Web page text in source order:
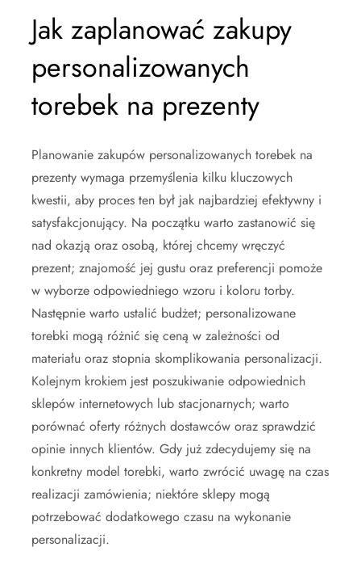
Jak zaplanować zakupy
personalizowanych
torebek na prezenty
Planowanie zakupów personalizowanych torebek na
prezenty wymaga przemyślenia kilku kluczowych
kwestii, aby proces ten był jak najbardziej efektywny i
satysfakcjonujący. Na początku warto zastanowić się
nad okazją oraz osobą, której chcemy wręczyć
prezent; znajomość jej gustu oraz preferencji pomoże
w wyborze odpowiedniego wzoru i koloru torby.
Następnie warto ustalić budżet; personalizowane
torebki mogą różnić się ceną w zależności od
materiału oraz stopnia skomplikowania personalizacji.
Kolejnym krokiem jest poszukiwanie odpowiednich
sklepów internetowych lub stacjonarnych; warto
porównać oferty różnych dostawców oraz sprawdzić
opinie innych klientów. Gdy już zdecydujemy się na
konkretny model torebki, warto zwrócić uwagę na czas
realizacji zamówienia; niektóre sklepy mogą
potrzebować dodatkowego czasu na wykonanie
personalizacji.